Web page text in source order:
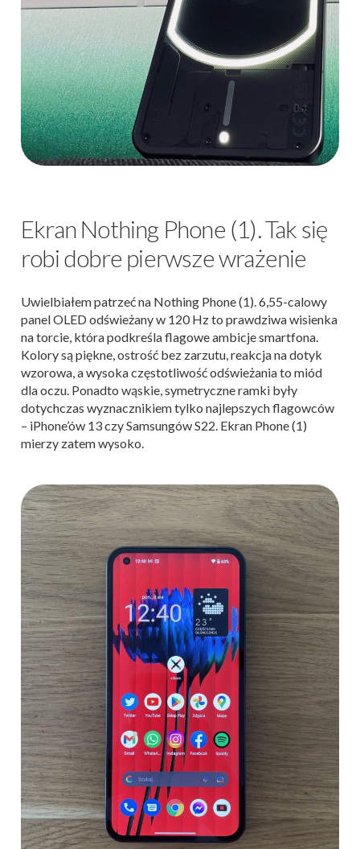
Ekran Nothing Phone (1). Tak się
robi dobre pierwsze wrażenie
Uwielbiałem patrzeć na Nothing Phone (1). 6,55-calowy
panel OLED odświeżany w 120 Hz to prawdziwa wisienka
na torcie, która podkreśla flagowe ambicje smartfona.
Kolory są piękne, ostrość bez zarzutu, reakcja na dotyk
wzorowa, a wysoka częstotliwość odświeżania to miód
dla oczu. Ponadto wąskie, symetryczne ramki były
dotychczas wyznacznikiem tylko najlepszych flagowców
– iPhone’ów 13 czy Samsungów S22. Ekran Phone (1)
mierzy zatem wysoko.